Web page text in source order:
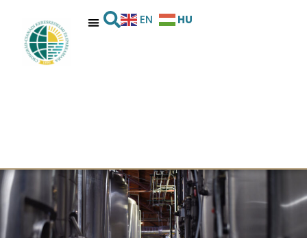
EN HU